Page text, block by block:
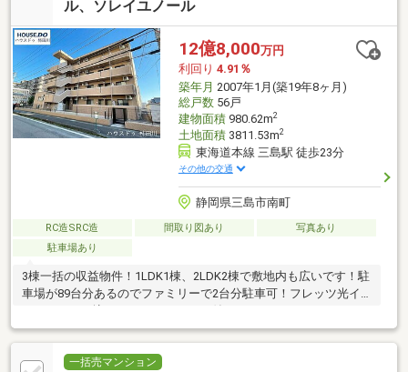
ル、ソレイユノール
12億8,000万円
利回り 4.91％
築年月 2007年1月(築19年8ヶ月)
総戸数56戸
建物面積980.62m2
土地面積3811.53m2
東海道本線 三島駅 徒歩23分
その他の交通
静岡県三島市南町
RC造SRC造 間取り図あり
写真あり
駐車場あり
3棟一括の収益物件！1LDK1棟、2LDK2棟で敷地内も広いです！駐
車場が89台分あるのでファミリーで2台分駐車可！フレッツ光イ
ンターネット込み！トランクルーム付き♪
一括売マンション